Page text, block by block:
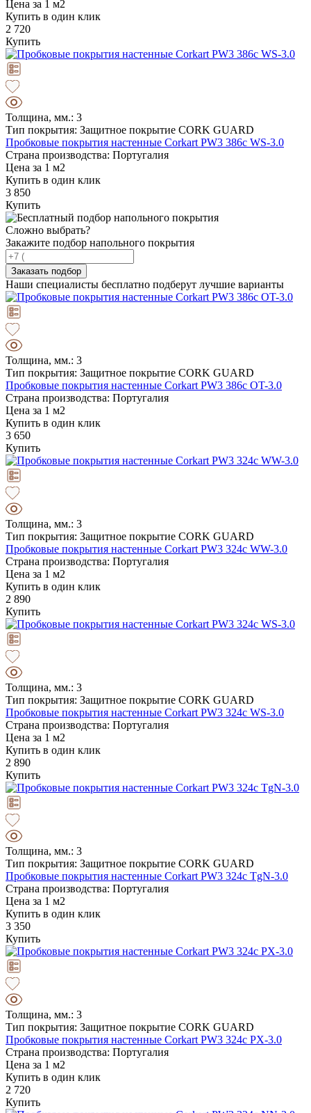
Цена за 1 м2
Купить в один клик
2 720
Купить
Толщина, мм.: 3
Тип покрытия: Защитное покрытие CORK GUARD
Пробковые покрытия настенные Corkart PW3 386c WS-3.0
Страна производства: Португалия
Цена за 1 м2
Купить в один клик
3 850
Купить
Сложно выбрать?
Закажите подбор напольного покрытия
Заказать подбор
Наши специалисты бесплатно подберут лучшие варианты
Толщина, мм.: 3
Тип покрытия: Защитное покрытие CORK GUARD
Пробковые покрытия настенные Corkart PW3 386c OT-3.0
Страна производства: Португалия
Цена за 1 м2
Купить в один клик
3 650
Купить
Толщина, мм.: 3
Тип покрытия: Защитное покрытие CORK GUARD
Пробковые покрытия настенные Corkart PW3 324c WW-3.0
Страна производства: Португалия
Цена за 1 м2
Купить в один клик
2 890
Купить
Толщина, мм.: 3
Тип покрытия: Защитное покрытие CORK GUARD
Пробковые покрытия настенные Corkart PW3 324c WS-3.0
Страна производства: Португалия
Цена за 1 м2
Купить в один клик
2 890
Купить
Толщина, мм.: 3
Тип покрытия: Защитное покрытие CORK GUARD
Пробковые покрытия настенные Corkart PW3 324c TgN-3.0
Страна производства: Португалия
Цена за 1 м2
Купить в один клик
3 350
Купить
Толщина, мм.: 3
Тип покрытия: Защитное покрытие CORK GUARD
Пробковые покрытия настенные Corkart PW3 324c PX-3.0
Страна производства: Португалия
Цена за 1 м2
Купить в один клик
2 720
Купить